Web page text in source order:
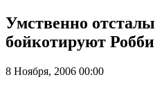
Умственно
бойкотируют
8 Ноября, 2006 00:00